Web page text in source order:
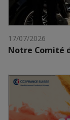
17/07/2026
Notre Comité